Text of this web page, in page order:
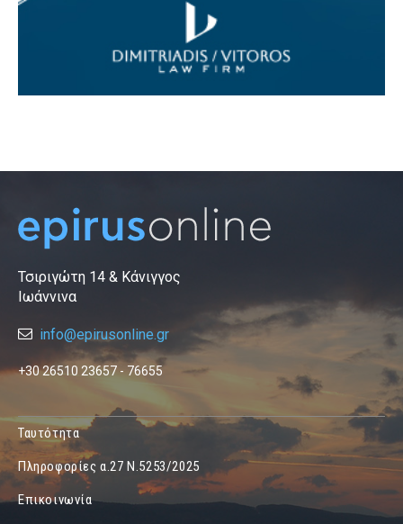
Τσιριγώτη 14 & Κάνιγγος
Ιωάννινα
info@epirusonline.gr
+30 26510 23657 - 76655
Ταυτότητα
Πληροφορίες α.27 Ν.5253/2025
Επικοινωνία